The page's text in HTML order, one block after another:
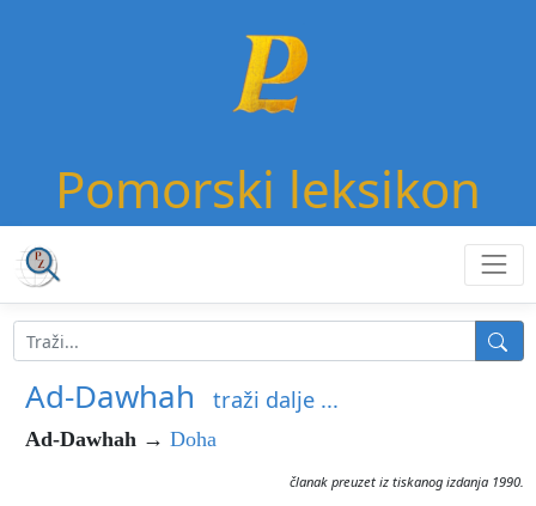
Pomorski leksikon
Ad-Dawhah traži dalje ...
Ad-Dawhah → Doha
članak preuzet iz tiskanog izdanja 1990.